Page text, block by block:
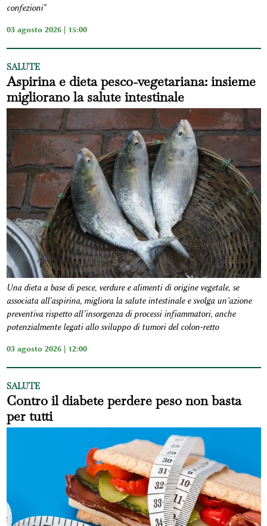
confezioni"
03 agosto 2026 | 15:00
SALUTE
Aspirina e dieta pesco-vegetariana: insieme
migliorano la salute intestinale
Una dieta a base di pesce, verdure e alimenti di origine vegetale, se
associata all'aspirina, migliora la salute intestinale e svolga un’azione
preventiva rispetto all’insorgenza di processi infiammatori, anche
potenzialmente legati allo sviluppo di tumori del colon-retto
03 agosto 2026 | 12:00
SALUTE
Contro il diabete perdere peso non basta
per tutti